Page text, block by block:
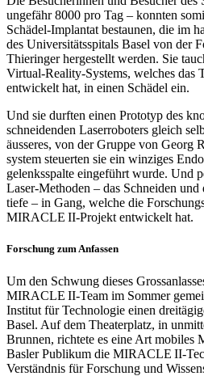
ungefähr 8000 pro Tag – konnten
Schädel-Implantat bestaunen, die im
des Universitäts­spitals Basel von der
Thieringer hergestellt werden. Sie
Virtual-Reality-Systems, welches das
entwickelt hat, in einen Schädel ein.
Und sie durften einen Prototyp des
schneidenden Laser­roboters gleich
äusseres, von der Gruppe von Georg
system steuerten sie ein winziges
gelenks­spalte eingeführt wurde. Und
Laser-Methoden – das Schneiden
tiefe – in Gang, welche die
MIRACLE II-Projekt entwickelt hat.
Forschung zum Anfassen
Um den Schwung dieses
MIRACLE II-Team im Sommer
Institut für Techno­logie einen
Basel. Auf dem Theater­platz, in
Brunnen, richtete es eine Art mobiles
Basler Publikum die MIRACLE II-
Verständnis für Forschung und